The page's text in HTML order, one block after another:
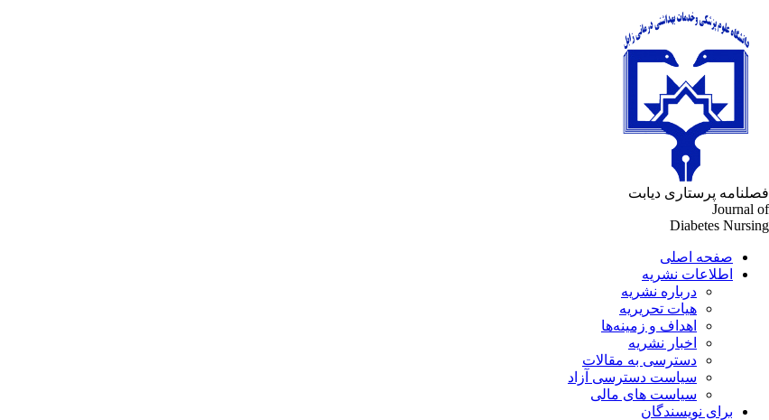
فصلنامه پرستاری دیابت
Journal of
Diabetes Nursing
صفحه اصلی
اطلاعات نشریه
درباره نشریه
هیات تحریریه
اهداف و زمینه‌ها
اخبار نشریه
دسترسی به مقالات
سیاست دسترسی آزاد
سیاست های مالی
برای نویسندگان